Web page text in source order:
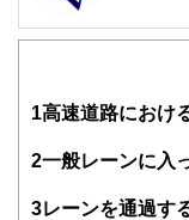
知識がな
得者を中
験者で構
1高速道路におけ
2一般レーンに入
3レーンを通過す